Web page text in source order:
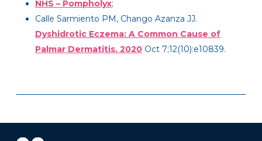
NHS – Pompholyx;
Calle Sarmiento PM, Chango Azanza JJ.
Dyshidrotic Eczema: A Common Cause of
Palmar Dermatitis. 2020 Oct 7;12(10):e10839.